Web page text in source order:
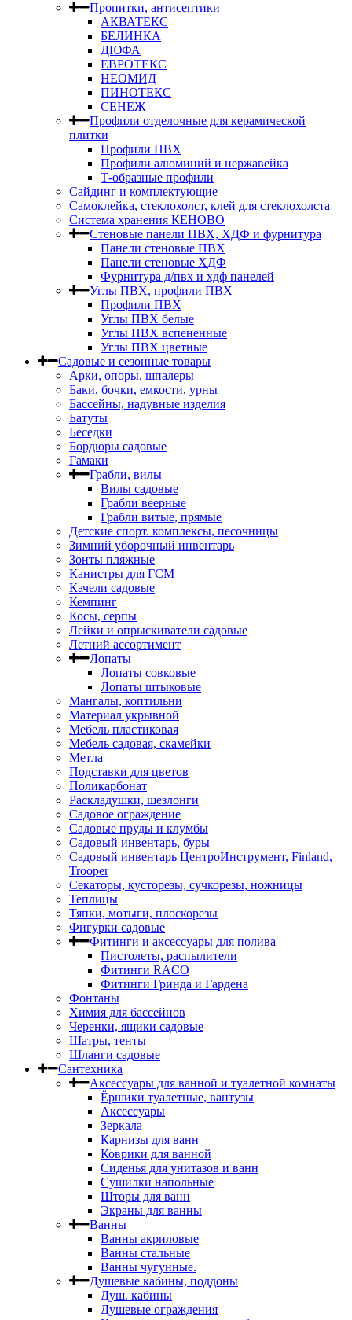
Пропитки, антисептики
АКВАТЕКС
БЕЛИНКА
ДЮФА
ЕВРОТЕКС
НЕОМИД
ПИНОТЕКС
СЕНЕЖ
Профили отделочные для керамической
плитки
Профили ПВХ
Профили алюминий и нержавейка
Т-образные профили
Сайдинг и комплектующие
Самоклейка, стеклохолст, клей для стеклохолста
Система хранения КЕНОВО
Стеновые панели ПВХ, ХДФ и фурнитура
Панели стеновые ПВХ
Панели стеновые ХДФ
Фурнитура д/пвх и хдф панелей
Углы ПВХ, профили ПВХ
Профили ПВХ
Углы ПВХ белые
Углы ПВХ вспененные
Углы ПВХ цветные
Садовые и сезонные товары
Арки, опоры, шпалеры
Баки, бочки, емкости, урны
Бассейны, надувные изделия
Батуты
Беседки
Бордюры садовые
Гамаки
Грабли, вилы
Вилы садовые
Грабли веерные
Грабли витые, прямые
Детские спорт. комплексы, песочницы
Зимний уборочный инвентарь
Зонты пляжные
Канистры для ГСМ
Качели садовые
Кемпинг
Косы, серпы
Лейки и опрыскиватели садовые
Летний ассортимент
Лопаты
Лопаты совковые
Лопаты штыковые
Мангалы, коптильни
Материал укрывной
Мебель пластиковая
Мебель садовая, скамейки
Метла
Подставки для цветов
Поликарбонат
Раскладушки, шезлонги
Садовое ограждение
Садовые пруды и клумбы
Садовый инвентарь, буры
Садовый инвентарь ЦентроИнструмент, Finland,
Trooper
Секаторы, кусторезы, сучкорезы, ножницы
Теплицы
Тяпки, мотыги, плоскорезы
Фигурки садовые
Фитинги и аксессуары для полива
Пистолеты, распылители
Фитинги RACO
Фитинги Гринда и Гардена
Фонтаны
Химия для бассейнов
Черенки, ящики садовые
Шатры, тенты
Шланги садовые
Сантехника
Аксессуары для ванной и туалетной комнаты
Ёршики туалетные, вантузы
Аксессуары
Зеркала
Карнизы для ванн
Коврики для ванной
Сиденья для унитазов и ванн
Сушилки напольные
Шторы для ванн
Экраны для ванны
Ванны
Ванны акриловые
Ванны стальные
Ванны чугунные.
Душевые кабины, поддоны
Душ. кабины
Душевые ограждения